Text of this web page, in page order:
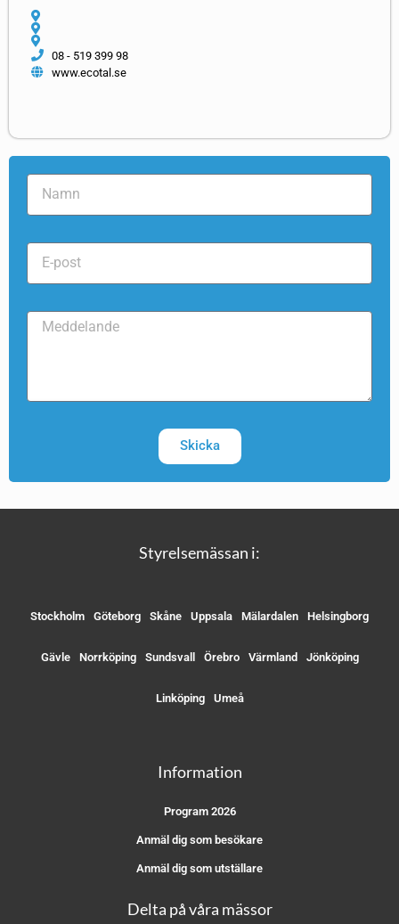
08 - 519 399 98
www.ecotal.se
Skicka
Styrelsemässan i:
Stockholm Göteborg Skåne Uppsala Mälardalen Helsingborg
Gävle Norrköping Sundsvall Örebro Värmland Jönköping
Linköping Umeå
Information
Program 2026
Anmäl dig som besökare
Anmäl dig som utställare
Delta på våra mässor